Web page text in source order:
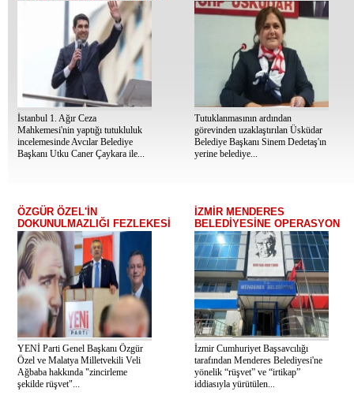
İstanbul 1. Ağır Ceza
Mahkemesi'nin yaptığı tutukluluk
incelemesinde Avcılar Belediye
Başkanı Utku Caner Çaykara ile...
Tutuklanmasının ardından
görevinden uzaklaştırılan Üsküdar
Belediye Başkanı Sinem Dedetaş'ın
yerine belediye...
ÖZGÜR ÖZEL'İN
DOKUNULMAZLIĞI FEZLEKESİ
YENİ Parti Genel Başkanı Özgür
Özel ve Malatya Milletvekili Veli
Ağbaba hakkında "zincirleme
şekilde rüşvet"...
İZMİR MENDERES
BELEDİYESİNE OPERASYON
İzmir Cumhuriyet Başsavcılığı
tarafından Menderes Belediyesi'ne
yönelik “rüşvet” ve “irtikap”
iddiasıyla yürütülen...